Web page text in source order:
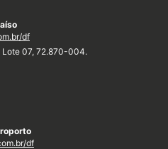
df
Lote 07, 72.870-004.
df